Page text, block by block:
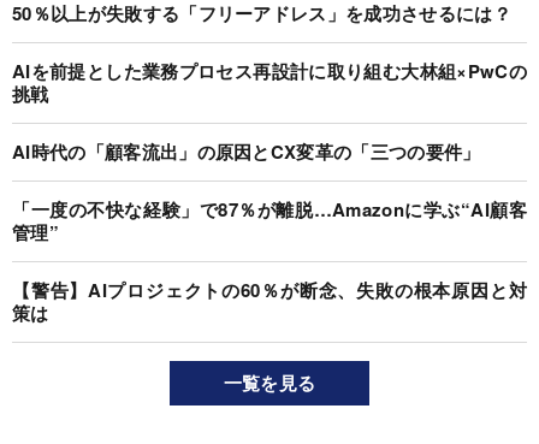
50％以上が失敗する「フリーアドレス」を成功させるには？
AIを前提とした業務プロセス再設計に取り組む大林組×PwCの
挑戦
AI時代の「顧客流出」の原因とCX変革の「三つの要件」
「一度の不快な経験」で87％が離脱…Amazonに学ぶ“AI顧客
管理”
【警告】AIプロジェクトの60％が断念、失敗の根本原因と対
策は
一覧を見る